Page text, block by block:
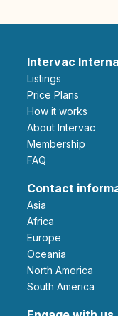
Intervac
Listings
Price Plans
How it works
About Intervac
Membership
FAQ
Contact
Asia
Africa
Europe
Oceania
North America
South America